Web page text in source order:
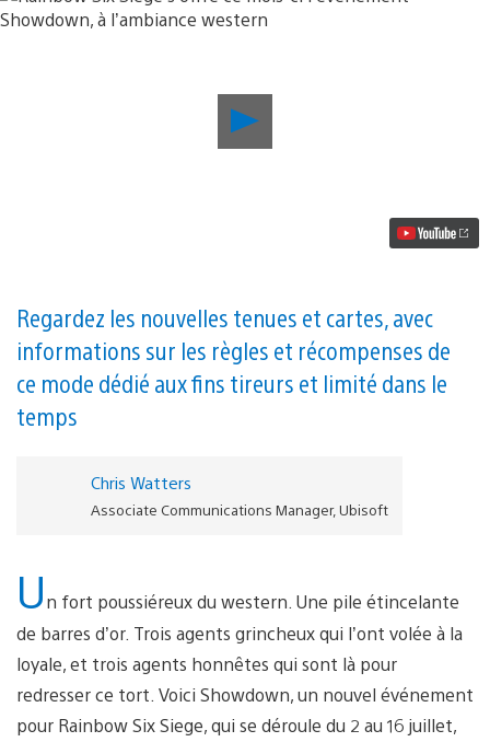
vidéo
l’événement
Showdown,
à
l’ambiance
western
Regardez les nouvelles tenues et cartes, avec
informations sur les règles et récompenses de
ce mode dédié aux fins tireurs et limité dans le
temps
Chris Watters
Associate Communications Manager, Ubisoft
Un fort poussiéreux du western. Une pile étincelante
de barres d’or. Trois agents grincheux qui l’ont volée à la
loyale, et trois agents honnêtes qui sont là pour
redresser ce tort. Voici Showdown, un nouvel événement
pour Rainbow Six Siege, qui se déroule du 2 au 16 juillet,